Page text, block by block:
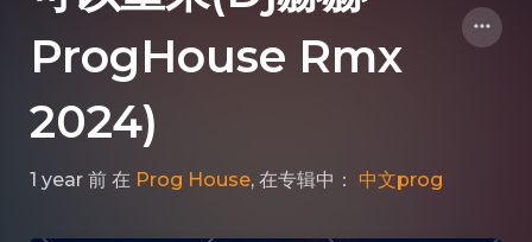
ProgHouse Rmx
2024)
1 year 前 在 Prog House, 在专辑中： 中文prog